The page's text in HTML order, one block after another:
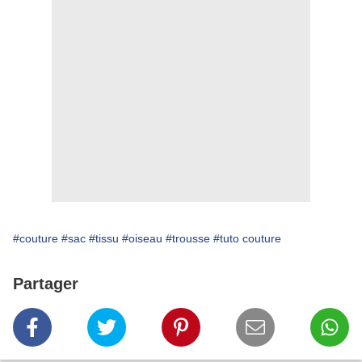
#couture #sac #tissu #oiseau #trousse #tuto couture
Partager